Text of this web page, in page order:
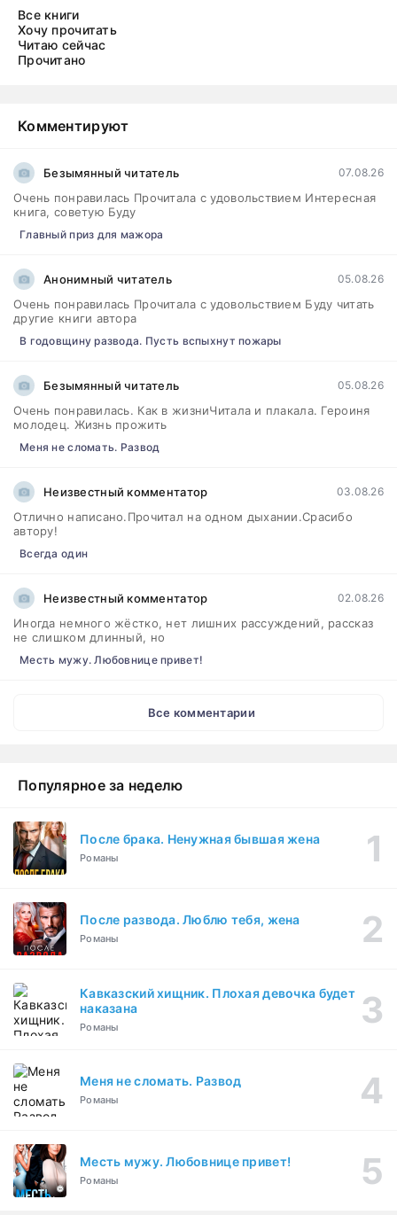
Все книги
Хочу прочитать
Читаю сейчас
Прочитано
Комментируют
Безымянный читатель 07.08.26
Очень понравилась Прочитала с удовольствием Интересная
книга, советую Буду
Главный приз для мажора
Анонимный читатель 05.08.26
Очень понравилась Прочитала с удовольствием Буду читать
другие книги автора
В годовщину развода. Пусть вспыхнут пожары
Безымянный читатель 05.08.26
Очень понравилась. Как в жизниЧитала и плакала. Героиня
молодец. Жизнь прожить
Меня не сломать. Развод
Неизвестный комментатор 03.08.26
Отлично написано.Прочитал на одном дыхании.Срасибо
автору!
Всегда один
Неизвестный комментатор 02.08.26
Иногда немного жёстко, нет лишних рассуждений, рассказ
не слишком длинный, но
Месть мужу. Любовнице привет!
Все комментарии
Популярное за неделю
После брака. Ненужная бывшая жена
Романы
После развода. Люблю тебя, жена
Романы
Кавказский хищник. Плохая девочка будет
наказана
Романы
Меня не сломать. Развод
Романы
Месть мужу. Любовнице привет!
Романы